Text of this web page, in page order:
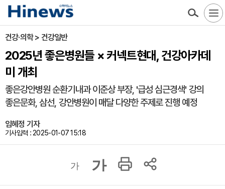
건강·의학 > 건강일반
2025년 좋은병원들 × 커넥트현대, 건강아카데
미 개최
좋은강안병원 순환기내과 이준상 부장, '급성 심근경색' 강의
좋은문화, 삼선, 강안병원이 매달 다양한 주제로 진행 예정
임혜정 기자
기사입력 : 2025-01-07 15:18
가 가